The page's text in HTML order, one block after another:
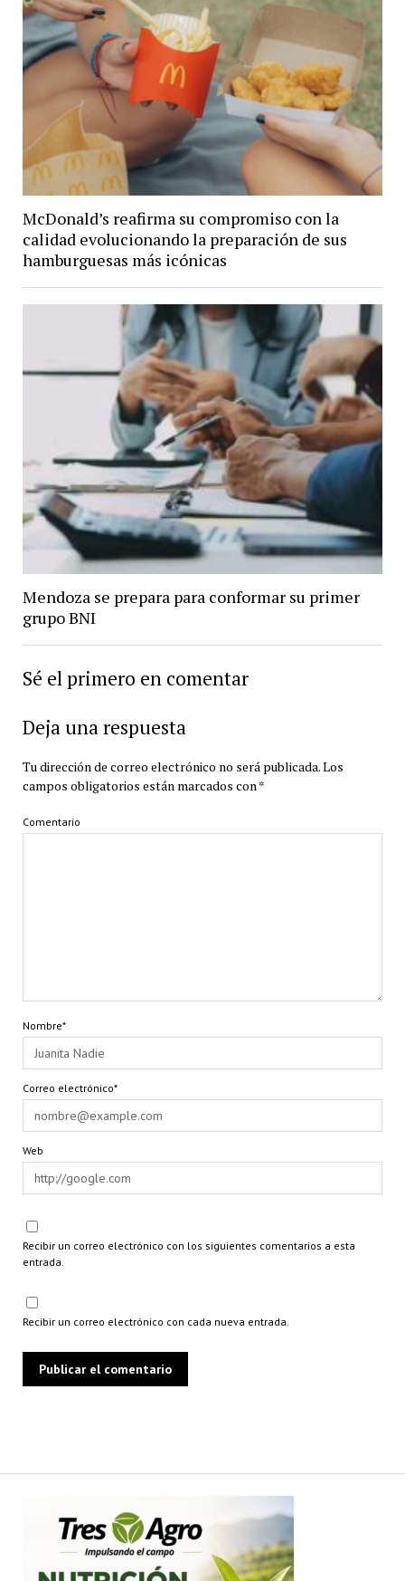
McDonald’s reafirma su compromiso con la
calidad evolucionando la preparación de sus
hamburguesas más icónicas
Mendoza se prepara para conformar su primer
grupo BNI
Sé el primero en comentar
Deja una respuesta
Tu dirección de correo electrónico no será publicada.Los
campos obligatorios están marcados con *
Comentario
Nombre*
Correo electrónico*
Web
Recibir un correo electrónico con los siguientes comentarios a esta
entrada.
Recibir un correo electrónico con cada nueva entrada.